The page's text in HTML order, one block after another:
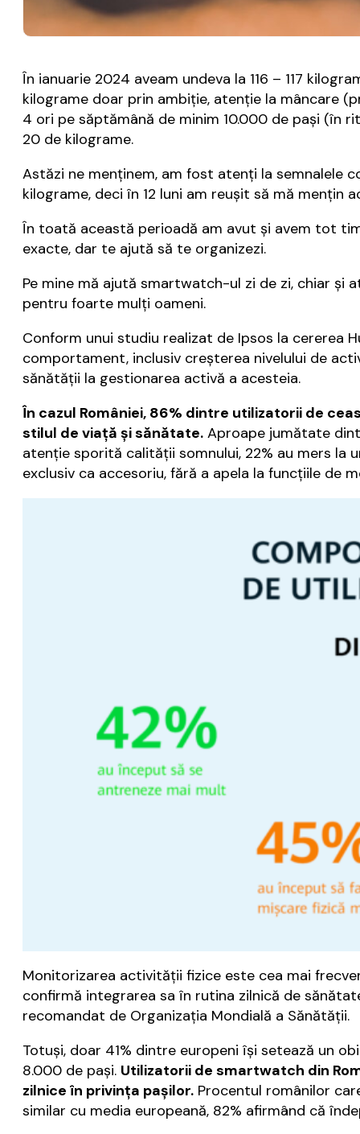
În ianuarie 2024 aveam undeva la 116 – 117
kilograme doar prin ambiţie, atenţie la mâncare
4 ori pe săptămână de minim 10.000 de paşi (în
20 de kilograme.
Astăzi ne menţinem, am fost atenţi la semnalele
kilograme, deci în 12 luni am reuşit să mă menţin
În toată această perioadă am avut şi avem tot
exacte, dar te ajută să te organizezi.
Pe mine mă ajută smartwatch-ul zi de zi, chiar şi
pentru foarte mulţi oameni.
Conform unui studiu realizat de Ipsos la
comportament, inclusiv creșterea nivelului de
sănătății la gestionarea activă a acesteia.
În cazul României, 86% dintre utilizatorii de
stilul de viață și sănătate. Aproape jumătate
atenție sporită calității somnului, 22% au mers
exclusiv ca accesoriu, fără a apela la funcțiile de
Monitorizarea activității fizice este cea mai
confirmă integrarea sa în rutina zilnică de
recomandat de Organizația Mondială a Sănătății.
Totuși, doar 41% dintre europeni își setează un
8.000 de pași. Utilizatorii de smartwatch din
zilnice în privința pașilor. Procentul românilor
similar cu media europeană, 82% afirmând că